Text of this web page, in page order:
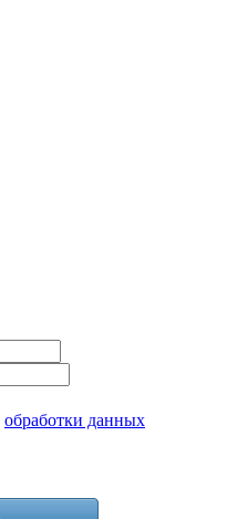
обработки данных